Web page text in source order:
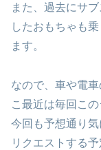
また、過去にサ
したおもちゃも
ます。
なので、車や電
こ最近は毎回こ
今回も予想通り
リクエストする予